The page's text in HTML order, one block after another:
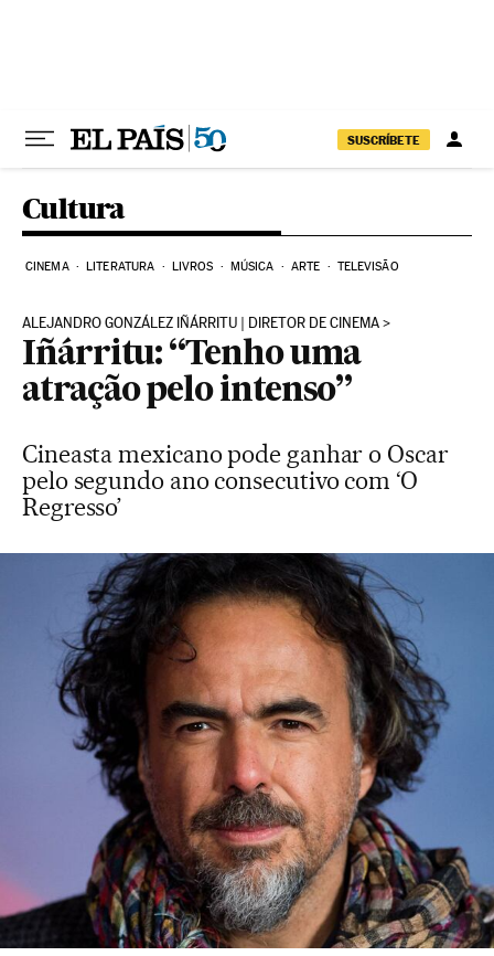
SUSCRÍBETE
Cultura
CINEMA LITERATURA LIVROS MÚSICA ARTE TELEVISÃO
ALEJANDRO GONZÁLEZ IÑÁRRITU | DIRETOR DE CINEMA
Iñárritu: “Tenho uma
atração pelo intenso”
Cineasta mexicano pode ganhar o Oscar
pelo segundo ano consecutivo com ‘O
Regresso’